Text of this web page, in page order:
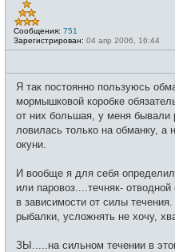
Сообщения: 751
Зарегистрирован: 04 апр 2006, 16:44
Я так постоянно пользуюсь
мормышковой коробке
от них большая, у меня бывали
ловилась только на обманку,
окуни.
И вообще я для себя
или паровоз....течняк-
в зависимости от силы
рыбалки, усложнять не хочу,
ЗЫ.....на сильном течении в